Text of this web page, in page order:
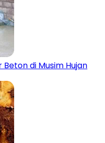
di Musim Hujan